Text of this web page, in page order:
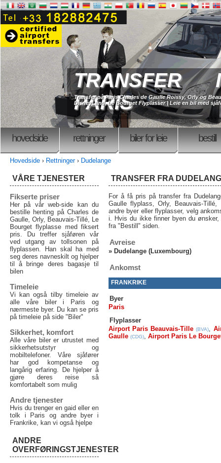
TRANSFER I
PARIS
Transfer på Paris Charles de Gaulle Roissy, Orly og
DisneyLand, Le Bourget Flyplasser | Leie en bil med
hovedside rettninger biler for leie bestill
Hovedside › Rettninger› Dudelange
TRANSFER FRA
For å få pris på transfer fra
Gaulle flyplass, Orly, Beauvais-
andre byer eller flyplasser, velg
i. Hvis du ikke finner byen du
fra "Bestill" siden.
Avreise
» Dudelange (Luxembourg)
Ankomst
FRANKRIKE
Byer
Paris
Flyplasser
Airport Paris Beauvais-Tille (BVA),
Gaulle (CDG), Airport Paris Le
VÅRE TJENESTER
Fikserte priser
Her på vår web-side kan du
bestille henting på Charles de
Gaulle, Orly, Beauvais-Tillé, Le
Bourget flyplasse med fiksert
pris. Du treffer sjåføren vår
ved utgang av tollsonen på
flyplassen. Han skal ha med
seg deres navneskilt og hjelper
til å bringe deres bagasje til
bilen
Timeleie
Vi kan også tilby timeleie av
alle våre biler i Paris og
nærmeste byer. Du kan se pris
på timeleie på side "Biler"
Sikkerhet, komfort
Alle våre biler er utrustet med
sikkerhetsutstyr og
mobiltelefoner. Våre sjåfører
har god kompetanse og
langårig erfaring. De hjelper å
gjøre deres reise så
komfortabelt som mulig
Andre tjenester
Hvis du trenger en gaid eller en
tolk i Paris og andre byer i
Frankrike, kan vi også hjelpe
ANDRE
OVERFØRINGSTJENESTER